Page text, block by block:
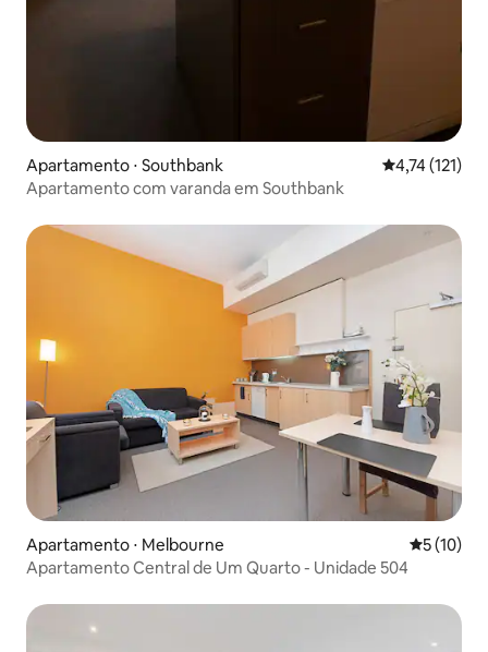
Apartamento ⋅ Southbank 4,74 de uma
4,74 (121)
Apartamento com varanda em Southbank
Apartamento ⋅ Melbourne 5 de uma
5 (10)
Apartamento Central de Um Quarto - Unidade 504